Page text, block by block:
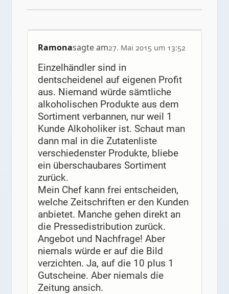
Ramonasagte am27. Mai 2015 um 13:52
Einzelhändler sind in
dentscheidenel auf eigenen Profit
aus. Niemand würde sämtliche
alkoholischen Produkte aus dem
Sortiment verbannen, nur weil 1
Kunde Alkoholiker ist. Schaut man
dann mal in die Zutatenliste
verschiedenster Produkte, bliebe
ein überschaubares Sortiment
zurück.
Mein Chef kann frei entscheiden,
welche Zeitschriften er den Kunden
anbietet. Manche gehen direkt an
die Pressedistribution zurück.
Angebot und Nachfrage! Aber
niemals würde er auf die Bild
verzichten. Ja, auf die 10 plus 1
Gutscheine. Aber niemals die
Zeitung ansich.